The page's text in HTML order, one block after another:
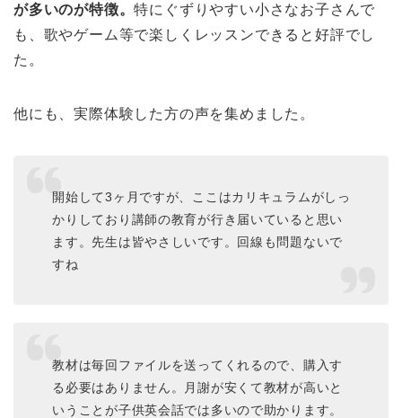
が多いのが特徴。特にぐずりやすい小さなお子さんで
も、歌やゲーム等で楽しくレッスンできると好評でし
た。
他にも、実際体験した方の声を集めました。
開始して3ヶ月ですが、ここはカリキュラムがしっ
かりしており講師の教育が行き届いていると思い
ます。先生は皆やさしいです。回線も問題ないで
すね
教材は毎回ファイルを送ってくれるので、購入す
る必要はありません。月謝が安くて教材が高いと
いうことが子供英会話では多いので助かります。